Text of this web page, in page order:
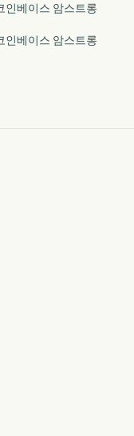
인베이스 암스트롱
인베이스 암스트롱